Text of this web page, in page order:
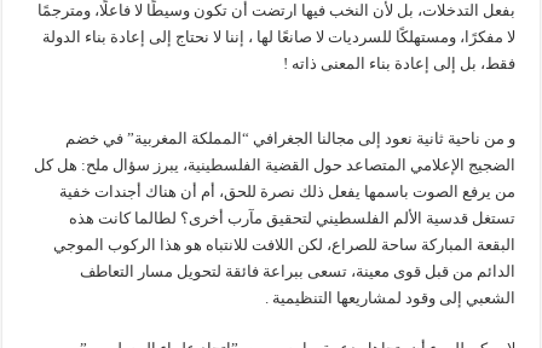
بفعل التدخلات، بل لأن النخب فيها ارتضت أن تكون وسيطًا لا فاعلًا، ومترجمًا
لا مفكرًا، ومستهلكًا للسرديات لا صانعًا لها ، إننا لا نحتاج إلى إعادة بناء الدولة
فقط، بل إلى إعادة بناء المعنى ذاته !
و من ناحية ثانية نعود إلى مجالنا الجغرافي “المملكة المغربية” في خضم
الضجيج الإعلامي المتصاعد حول القضية الفلسطينية، يبرز سؤال ملح: هل كل
من يرفع الصوت باسمها يفعل ذلك نصرة للحق، أم أن هناك أجندات خفية
تستغل قدسية الألم الفلسطيني لتحقيق مآرب أخرى؟ لطالما كانت هذه
البقعة المباركة ساحة للصراع، لكن اللافت للانتباه هو هذا الركوب الموجي
الدائم من قبل قوى معينة، تسعى ببراعة فائقة لتحويل مسار التعاطف
الشعبي إلى وقود لمشاريعها التنظيمية .